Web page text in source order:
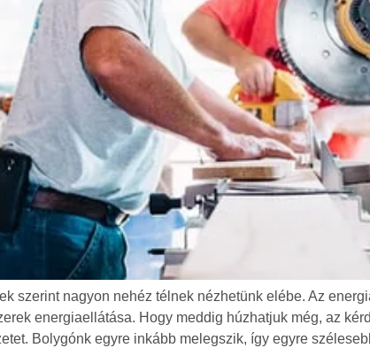
szerint nagyon nehéz télnek nézhetünk elébe. Az
energiaellátása. Hogy meddig húzhatjuk még, az
Bolygónk egyre inkább melegszik, így egyre